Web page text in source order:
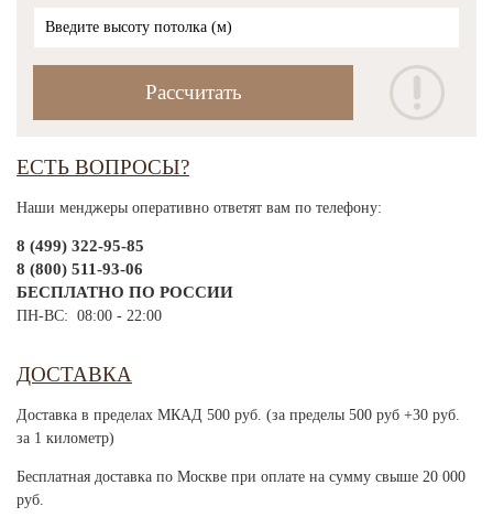
ЕСТЬ ВОПРОСЫ?
Наши менджеры оперативно ответят вам по телефону:
8 (499) 322-95-85
8 (800) 511-93-06
БЕСПЛАТНО ПО РОССИИ
ПН-ВС: 08:00 - 22:00
ДОСТАВКА
Доставка в пределах МКАД 500 руб. (за пределы 500 руб +30 руб.
за 1 километр)
Бесплатная доставка по Москве при оплате на сумму свыше 20 000
руб.